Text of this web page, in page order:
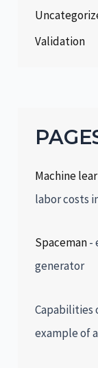
Validation
Machine
labor costs
Spaceman-
generator
Capabilities
example of